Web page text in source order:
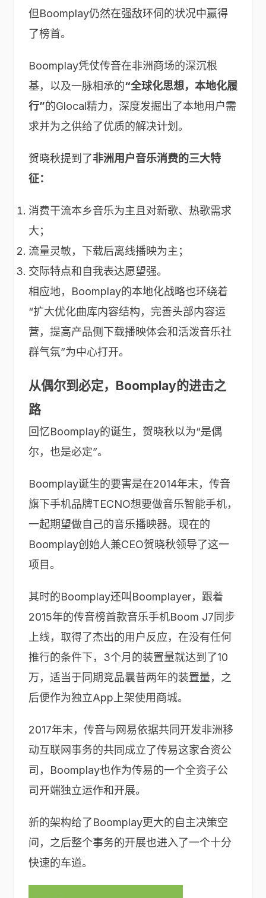
但Boomplay仍然在强敌环伺的状况中赢得
了榜首。
Boomplay凭仗传音在非洲商场的深沉根
基，以及一脉相承的“全球化思想，本地化履
行”的Glocal精力，深度发掘出了本地用户需
求并为之供给了优质的解决计划。
贺晓秋提到了非洲用户音乐消费的三大特
征：
消费干流本乡音乐为主且对新歌、热歌需求
大；
流量灵敏，下载后离线播映为主；
交际特点和自我表达愿望强。
相应地，Boomplay的本地化战略也环绕着
“扩大优化曲库内容结构，完善头部内容运
营，提高产品侧下载播映体会和活泼音乐社
群气氛”为中心打开。
从偶尔到必定，Boomplay的进击之
路
回忆Boomplay的诞生，贺晓秋以为“是偶
尔，也是必定”。
Boomplay诞生的要害是在2014年末，传音
旗下手机品牌TECNO想要做音乐智能手机，
一起期望做自己的音乐播映器。现在的
Boomplay创始人兼CEO贺晓秋领导了这一
项目。
其时的Boomplay还叫Boomplayer，跟着
2015年的传音榜首款音乐手机Boom J7同步
上线，取得了杰出的用户反应，在没有任何
推行的条件下，3个月的装置量就达到了10
万，适当于同期竞品曩昔两年的装置量，之
后便作为独立App上架使用商城。
2017年末，传音与网易依据共同开发非洲移
动互联网事务的共同成立了传易这家合资公
司，Boomplay也作为传易的一个全资子公
司开端独立运作和开展。
新的架构给了Boomplay更大的自主决策空
间，之后整个事务的开展也进入了一个十分
快速的车道。